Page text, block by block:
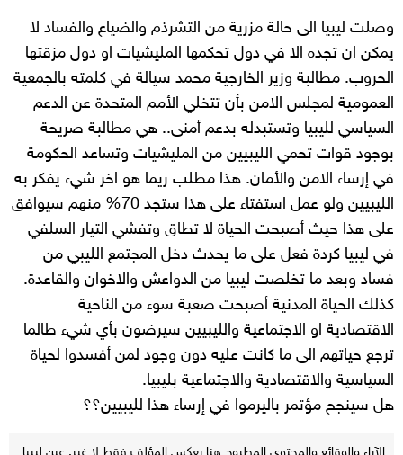
وصلت ليبيا الى حالة مزرية من التشرذم والضياع والفساد لا
يمكن ان تجده الا في دول تحكمها المليشيات او دول مزقتها
الحروب. مطالبة وزير الخارجية محمد سيالة في كلمته بالجمعية
العمومية لمجلس الامن بأن تتخلي الأمم المتحدة عن الدعم
السياسي لليبيا وتستبدله بدعم أمنى.. هي مطالبة صريحة
بوجود قوات تحمي الليبيين من المليشيات وتساعد الحكومة
في إرساء الامن والأمان. هذا مطلب ريما هو اخر شيء يفكر به
الليبيين ولو عمل استفتاء على هذا ستجد 70% منهم سيوافق
على هذا حيث أصبحت الحياة لا تطاق وتفشي التيار السلفي
في ليبيا كردة فعل على ما يحدث دخل المجتمع الليبي من
فساد وبعد ما تخلصت ليبيا من الدواعش والاخوان والقاعدة.
كذلك الحياة المدنية أصبحت صعبة سوء من الناحية
الاقتصادية او الاجتماعية والليبيين سيرضون بأي شيء طالما
ترجع حياتهم الى ما كانت عليه دون وجود لمن أفسدوا لحياة
السياسية والاقتصادية والاجتماعية بليبيا.
هل سينجح مؤتمر باليرموا في إرساء هذا لليبيين؟؟